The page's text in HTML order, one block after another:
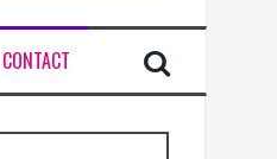
CONTACT